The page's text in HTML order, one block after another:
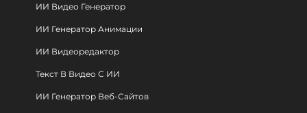
ИИ Видео Генератор
ИИ Генератор Анимации
ИИ Видеоредактор
Текст В Видео С ИИ
ИИ Генератор Веб-Сайтов